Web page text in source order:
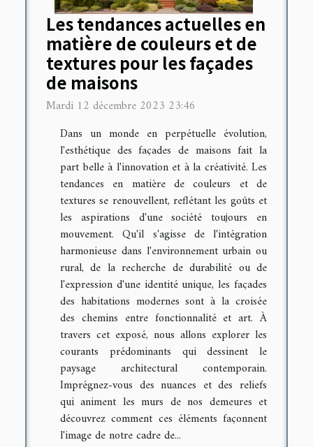
Les tendances actuelles en
matière de couleurs et de
textures pour les façades
de maisons
Mardi 12 décembre 2023 23:46
Dans un monde en perpétuelle évolution,
l'esthétique des façades de maisons fait la
part belle à l'innovation et à la créativité. Les
tendances en matière de couleurs et de
textures se renouvellent, reflétant les goûts et
les aspirations d'une société toujours en
mouvement. Qu'il s'agisse de l'intégration
harmonieuse dans l'environnement urbain ou
rural, de la recherche de durabilité ou de
l'expression d'une identité unique, les façades
des habitations modernes sont à la croisée
des chemins entre fonctionnalité et art. À
travers cet exposé, nous allons explorer les
courants prédominants qui dessinent le
paysage architectural contemporain.
Imprégnez-vous des nuances et des reliefs
qui animent les murs de nos demeures et
découvrez comment ces éléments façonnent
l'image de notre cadre de...